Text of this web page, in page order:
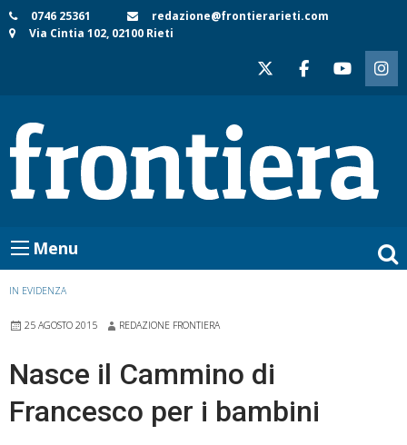
Skip
to
0746 25361
redazione@frontierarieti.com
Via Cintia 102, 02100 Rieti
Menu
IN EVIDENZA
25 AGOSTO 2015 REDAZIONE FRONTIERA
Nasce il Cammino di
Francesco per i bambini